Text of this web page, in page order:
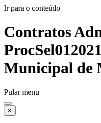
Ir para o conteúdo
Contratos
Municipal de
Pular menu
×